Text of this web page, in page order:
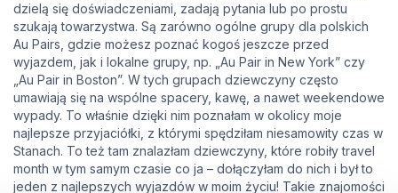
dzielą się doświadczeniami, zadają pytania lub po prostu
szukają towarzystwa. Są zarówno ogólne grupy dla polskich
Au Pairs, gdzie możesz poznać kogoś jeszcze przed
wyjazdem, jak i lokalne grupy, np. „Au Pair in New York” czy
„Au Pair in Boston”. W tych grupach dziewczyny często
umawiają się na wspólne spacery, kawę, a nawet weekendowe
wypady. To właśnie dzięki nim poznałam w okolicy moje
najlepsze przyjaciółki, z którymi spędziłam niesamowity czas w
Stanach. To też tam znalazłam dziewczyny, które robiły travel
month w tym samym czasie co ja – dołączyłam do nich i był to
jeden z najlepszych wyjazdów w moim życiu! Takie znajomości